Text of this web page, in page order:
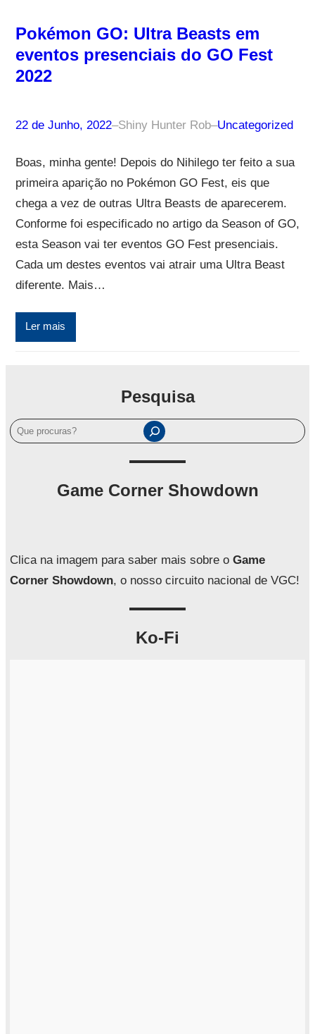
Pokémon GO: Ultra Beasts em
eventos presenciais do GO Fest
2022
22 de Junho, 2022–Shiny Hunter Rob–Uncategorized
Boas, minha gente! Depois do Nihilego ter feito a sua
primeira aparição no Pokémon GO Fest, eis que
chega a vez de outras Ultra Beasts de aparecerem.
Conforme foi especificado no artigo da Season of GO,
esta Season vai ter eventos GO Fest presenciais.
Cada um destes eventos vai atrair uma Ultra Beast
diferente. Mais…
Ler mais
Pesquisa
P
e
a
r
Game Corner Showdown
Clica na imagem para saber mais sobre o Game
Corner Showdown, o nosso circuito nacional de VGC!
Ko-Fi